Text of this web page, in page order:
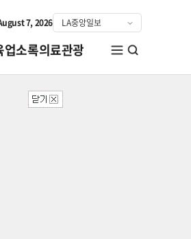
7, 2026
업소록의료관광